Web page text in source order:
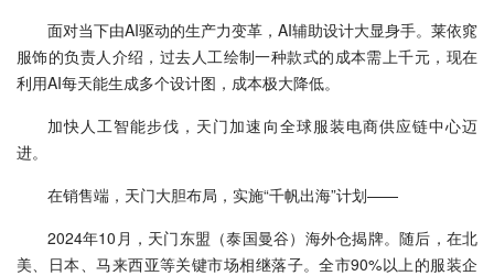
面对当下由AI驱动的生产力变革，AI辅助设计大显身手。莱依窕
服饰的负责人介绍，过去人工绘制一种款式的成本需上千元，现在
利用AI每天能生成多个设计图，成本极大降低。
加快人工智能步伐，天门加速向全球服装电商供应链中心迈
进。
在销售端，天门大胆布局，实施“千帆出海”计划——
2024年10月，天门东盟（泰国曼谷）海外仓揭牌。随后，在北
美、日本、马来西亚等关键市场相继落子。全市90%以上的服装企